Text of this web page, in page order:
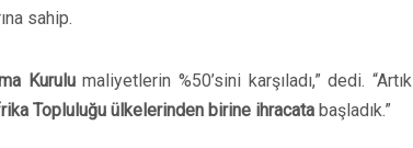
sahip.
Kurulumaliyetlerin %50’sini karşıladı,” dedi. “Artık
Topluluğu ülkelerinden birine ihracata başladık.”